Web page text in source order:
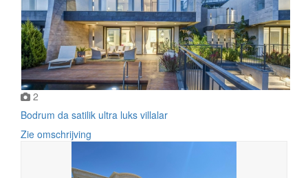
2
Bodrum da satilik ultra luks villalar
Zie omschrijving